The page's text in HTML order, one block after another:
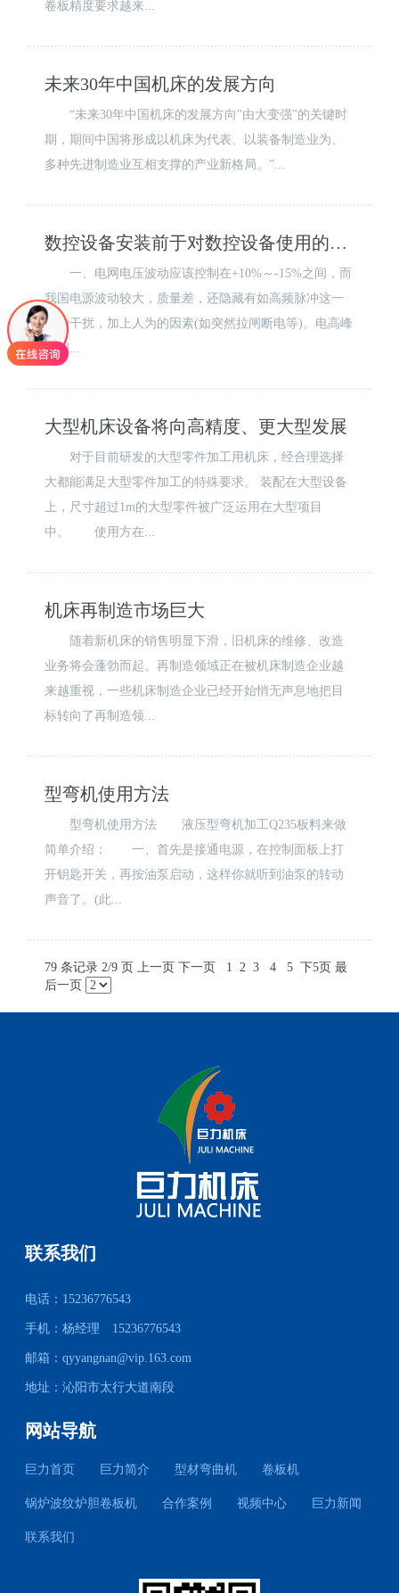
卷板精度要求越来...
未来30年中国机床的发展方向
“未来30年中国机床的发展方向"由大变强"的关键时
期，期间中国将形成以机床为代表、以装备制造业为、
多种先进制造业互相支撑的产业新格局。”...
数控设备安装前于对数控设备使用的电源的要求
一、电网电压波动应该控制在+10%～-15%之间，而
我国电源波动较大，质量差，还隐藏有如高频脉冲这一
类的干扰，加上人为的因素(如突然拉闸断电等)。电高峰
期间...
大型机床设备将向高精度、更大型发展
对于目前研发的大型零件加工用机床，经合理选择
大都能满足大型零件加工的特殊要求。 装配在大型设备
上，尺寸超过1m的大型零件被广泛运用在大型项目
中。 使用方在...
机床再制造市场巨大
随着新机床的销售明显下滑，旧机床的维修、改造
业务将会蓬勃而起。再制造领域正在被机床制造企业越
来越重视，一些机床制造企业已经开始悄无声息地把目
标转向了再制造领...
型弯机使用方法
型弯机使用方法 液压型弯机加工Q235板料来做
简单介绍： 一、首先是接通电源，在控制面板上打
开钥匙开关，再按油泵启动，这样你就听到油泵的转动
声音了。(此...
79 条记录 2/9 页 上一页 下一页 1 2 3 4 5 下5页 最
后一页
联系我们
电话：15236776543
手机：杨经理 15236776543
邮箱： qyyangnan@vip.163.com
地址：沁阳市太行大道南段
网站导航
巨力首页 巨力简介 型材弯曲机 卷板机
锅炉波纹炉胆卷板机 合作案例 视频中心 巨力新闻
联系我们